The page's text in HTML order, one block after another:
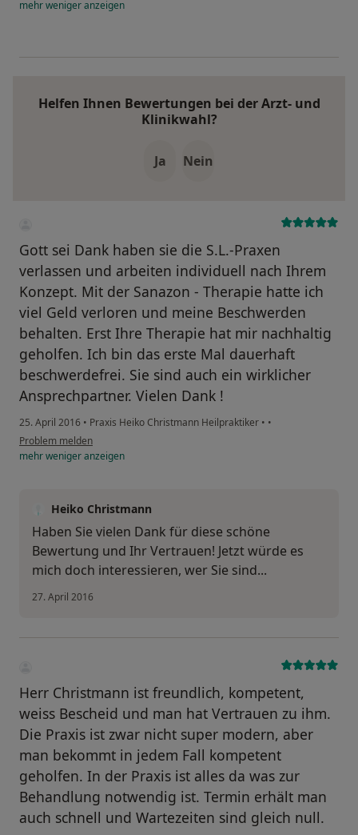
mehrwenigeranzeigen
Helfen Ihnen Bewertungen bei der Arzt- und
Klinikwahl?
Ja Nein
Gott sei Dank haben sie die S.L.-Praxen
verlassen und arbeiten individuell nach Ihrem
Konzept. Mit der Sanazon - Therapie hatte ich
viel Geld verloren und meine Beschwerden
behalten. Erst Ihre Therapie hat mir nachhaltig
geholfen. Ich bin das erste Mal dauerhaft
beschwerdefrei. Sie sind auch ein wirklicher
Ansprechpartner. Vielen Dank !
25. April 2016 • Praxis Heiko Christmann Heilpraktiker • •
Problem melden
mehrwenigeranzeigen
Heiko Christmann
Haben Sie vielen Dank für diese schöne
Bewertung und Ihr Vertrauen! Jetzt würde es
mich doch interessieren, wer Sie sind...
27. April 2016
Herr Christmann ist freundlich, kompetent,
weiss Bescheid und man hat Vertrauen zu ihm.
Die Praxis ist zwar nicht super modern, aber
man bekommt in jedem Fall kompetent
geholfen. In der Praxis ist alles da was zur
Behandlung notwendig ist. Termin erhält man
auch schnell und Wartezeiten sind gleich null.